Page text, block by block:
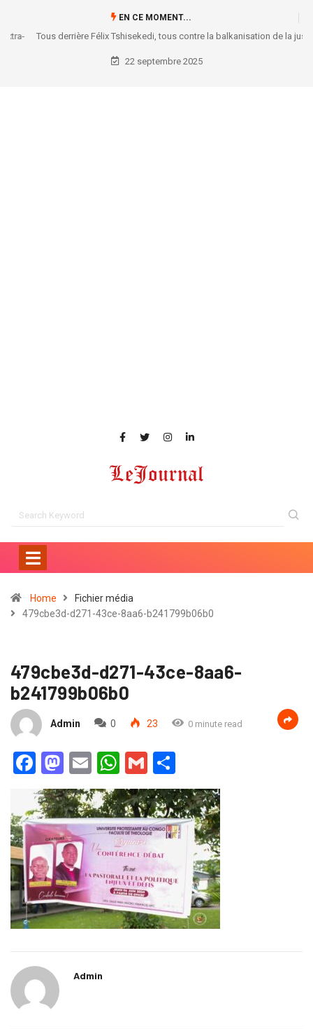
EN CE MOMENT...
Tous derrière Félix Tshisekedi, tous contre la balkanisation de la justice
22 septembre 2025
Home
Fichier média
479cbe3d-d271-43ce-8aa6-b241799b06b0
479cbe3d-d271-43ce-8aa6-
b241799b06b0
Admin 0 23 0 minute read
Facebook
Mastodon
EmailWhatsApp
Gmail
Admin